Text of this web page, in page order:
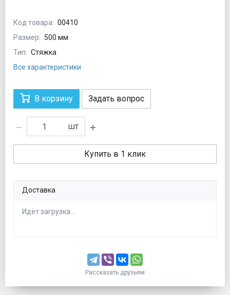
Код товара: 00410
Размер: 500 мм
Тип: Стяжка
Все характеристики
В корзину Задать вопрос
шт
Купить в 1 клик
Доставка
Идёт загрузка...
Рассказать друзьям